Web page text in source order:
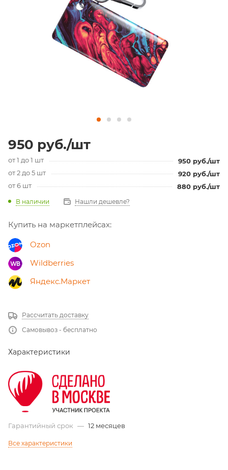
950 руб./шт
от 1 до 1 шт 950 руб./шт
от 2 до 5 шт
920 руб./шт
от 6 шт
880 руб./шт
В наличии Нашли дешевле?
Купить на маркетплейсах:
Ozon
Wildberries
Яндекс.Маркет
Рассчитать доставку
Самовывоз - бесплатно
Характеристики
Гарантийный срок — 12 месяцев
Все характеристики